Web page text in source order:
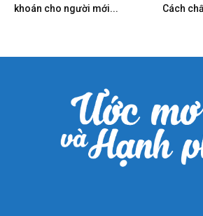
khoán cho người mới...
Cách